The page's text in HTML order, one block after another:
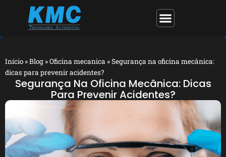
Início »Blog »Oficina mecanica »Segurança na oficina mecânica:
dicas para prevenir acidentes?
Segurança Na Oficina Mecânica: Dicas
Para Prevenir Acidentes?